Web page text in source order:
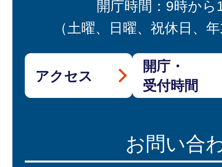
開庁時間：9時から
（土曜、日曜、祝休日、
アクセス
開庁・
受付時間
お問い合